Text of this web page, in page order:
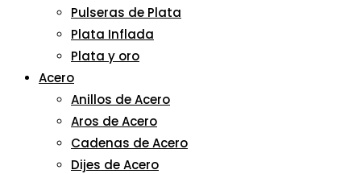
Pulseras de Plata
Plata Inflada
Plata y oro
Acero
Anillos de Acero
Aros de Acero
Cadenas de Acero
Dijes de Acero